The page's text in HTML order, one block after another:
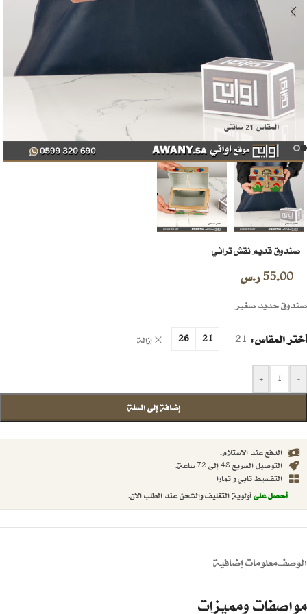
صندوق قديم نقش تراثي
55.00ر.س
صندوق حديد صغير
أختر المقاس 21
21
26 إزالة
-
+
إضافة إلى السلة
الدفع عند الاستلام.
التوصيل السريع 48 إلى 72 ساعة.
التقسيط تابي و تمارا
أحصل علىأولوية التغليف والشحن عند الطلب الان.
الوصفمعلومات إضافية
مواصفات ومميزات